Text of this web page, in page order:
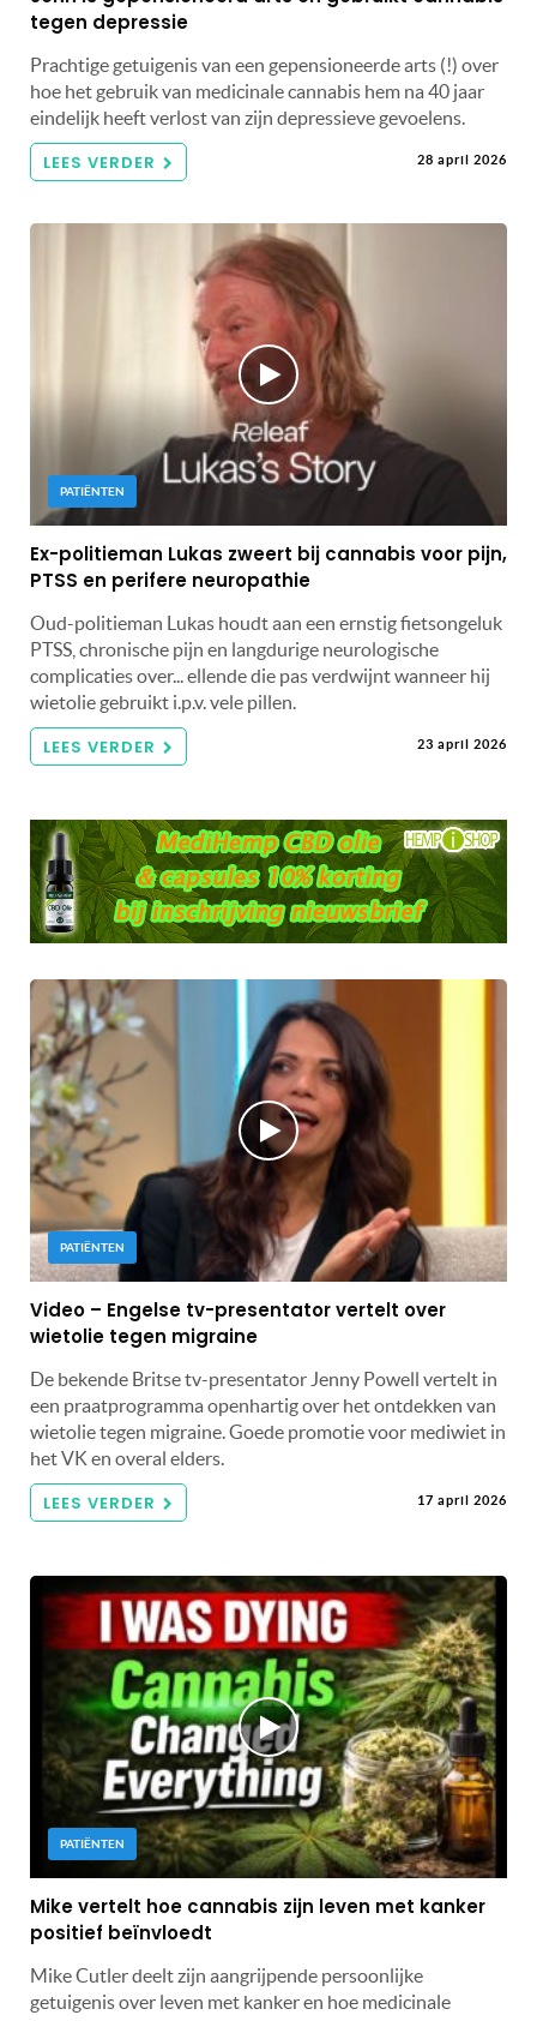
tegen depressie
Prachtige getuigenis van een gepensioneerde arts (!) over
hoe het gebruik van medicinale cannabis hem na 40 jaar
eindelijk heeft verlost van zijn depressieve gevoelens.
LEES VERDER 28 april 2026
PATIËNTEN
Ex-politieman Lukas zweert bij cannabis voor pijn,
PTSS en perifere neuropathie
Oud-politieman Lukas houdt aan een ernstig fietsongeluk
PTSS, chronische pijn en langdurige neurologische
complicaties over... ellende die pas verdwijnt wanneer hij
wietolie gebruikt i.p.v. vele pillen.
LEES VERDER 23 april 2026
PATIËNTEN
Video – Engelse tv-presentator vertelt over
wietolie tegen migraine
De bekende Britse tv-presentator Jenny Powell vertelt in
een praatprogramma openhartig over het ontdekken van
wietolie tegen migraine. Goede promotie voor mediwiet in
het VK en overal elders.
LEES VERDER 17 april 2026
PATIËNTEN
Mike vertelt hoe cannabis zijn leven met kanker
positief beïnvloedt
Mike Cutler deelt zijn aangrijpende persoonlijke
getuigenis over leven met kanker en hoe medicinale